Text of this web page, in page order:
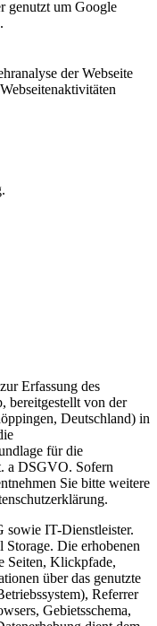
genutzt um Google
der Webseite
Erfassung des
bereitgestellt von der
Deutschland) in
für die
a DSGVO. Sofern
Sie bitte weitere
sowie IT-Dienstleister.
Storage. Die erhobenen
Seiten, Klickpfade,
über das genutzte
Referrer
Gebietsschema,